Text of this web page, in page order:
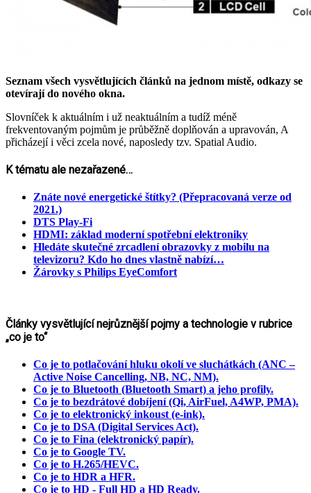
Seznam všech vysvětlujících článků na jednom místě, odkazy se
otevírají do nového okna.
Slovníček k aktuálním i už neaktuálním a tudíž méně
frekventovaným pojmům je průběžně doplňován a upravován, A
přicházejí i věci zcela nové, naposledy tzv. Spatial Audio.
K tématu ale nezařazené…
Znáte nové energetické štítky? (Přepracovaná verze od
2021.)
DTS Play-Fi
HDMI: základ moderní spotřební elektroniky
Hledáte skutečné zrcadlení obrazovky z mobilu na
televizoru? Kdo ho dnes vlastně nabízí…
Žárovky s Philips EyeComfort
Články vysvětlující nejrůznější pojmy a technologie v rubrice
„co je to“
Co je to potlačování hluku okolí ve sluchátkách (ANC –
Active Noise Cancelling, NB, NC, NM).
Co je to Bluetooth (Bluetooth Smart) a jeho profily.
Co je to bezdrátové dobíjení (Qi, AirFuel, A4WP, PMA).
Co je to elektronický inkoust (e-ink).
Co je to DSA (Digital Services Act).
Co je to Fina (elektronický papír).
Co je to Google TV.
Co je to H.265/HEVC.
Co je to HDR a HFR.
Co je to HD - Full HD a HD Ready.